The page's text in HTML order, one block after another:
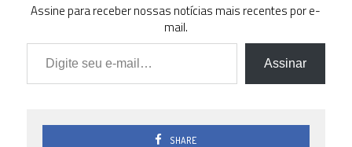
Assine para receber nossas notícias mais recentes por e-
mail.
Digite seu e-mail…
Assinar
SHARE